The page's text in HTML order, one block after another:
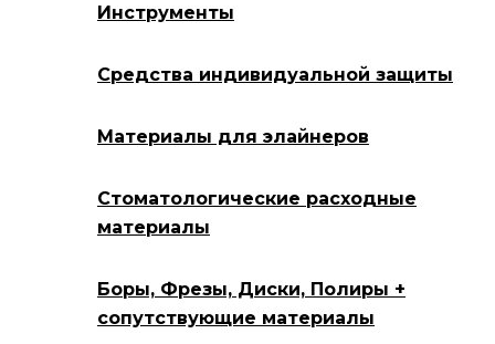
Инструменты
Средства индивидуальной защиты
Материалы для элайнеров
Стоматологические расходные
материалы
Боры, Фрезы, Диски, Полиры +
сопутствующие материалы